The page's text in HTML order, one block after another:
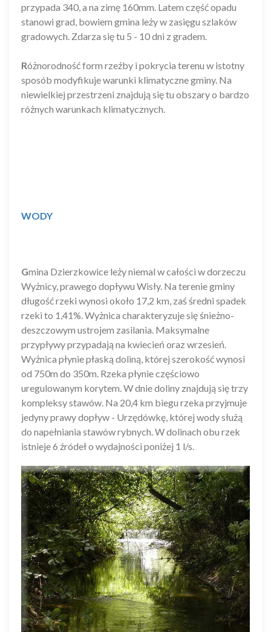
przypada 340, a na zimę 160mm. Latem część opadu
stanowi grad, bowiem gmina leży w zasięgu szlaków
gradowych. Zdarza się tu 5 - 10 dni z gradem.
Różnorodność form rzeźby i pokrycia terenu w istotny
sposób modyfikuje warunki klimatyczne gminy. Na
niewielkiej przestrzeni znajdują się tu obszary o bardzo
różnych warunkach klimatycznych.
WODY
Gmina Dzierzkowice leży niemal w całości w dorzeczu
Wyżnicy, prawego dopływu Wisły. Na terenie gminy
długość rzeki wynosi około 17,2 km, zaś średni spadek
rzeki to 1,41%. Wyżnica charakteryzuje się śnieżno-
deszczowym ustrojem zasilania. Maksymalne
przypływy przypadają na kwiecień oraz wrzesień.
Wyżnica płynie płaską doliną, której szerokość wynosi
od 750m do 350m. Rzeka płynie częściowo
uregulowanym korytem. W dnie doliny znajdują się trzy
kompleksy stawów. Na 20,4 km biegu rzeka przyjmuje
jedyny prawy dopływ - Urzędówkę, której wody służą
do napełniania stawów rybnych. W dolinach obu rzek
istnieje 6 źródeł o wydajności poniżej 1 l/s.